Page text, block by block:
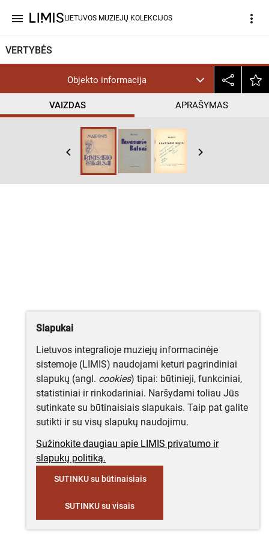
menu LIETUVOS MUZIEJŲ KOLEKCIJOS more_vert
VERTYBĖS
Objekto informacija
VAIZDAS APRAŠYMAS
keyboard_arrow_left keyboard_arrow_right
Slapukai
Lietuvos integralioje muziejų informacinėje
sistemoje (LIMIS) naudojami keturi pagrindiniai
slapukų (angl. cookies) tipai: būtinieji, funkciniai,
statistiniai ir rinkodariniai. Naršydami toliau Jūs
sutinkate su būtinaisiais slapukais. Taip pat galite
sutikti ir su visų slapukų naudojimu.
Sužinokite daugiau apie LIMIS privatumo ir
slapukų politiką.
SUTINKU su būtinaisiais
SUTINKU su visais